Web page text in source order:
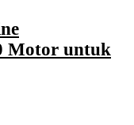
Motor untuk